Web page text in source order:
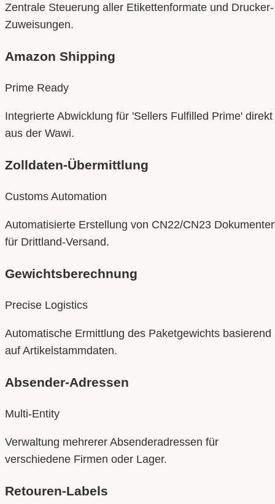
Zentrale Steuerung aller Etikettenformate und Drucker-
Zuweisungen.
Amazon Shipping
Prime Ready
Integrierte Abwicklung für 'Sellers Fulfilled Prime' direkt
aus der Wawi.
Zolldaten-Übermittlung
Customs Automation
Automatisierte Erstellung von CN22/CN23
für Drittland-Versand.
Gewichtsberechnung
Precise Logistics
Automatische Ermittlung des Paketgewichts basierend
auf Artikelstammdaten.
Absender-Adressen
Multi-Entity
Verwaltung mehrerer Absenderadressen für
verschiedene Firmen oder Lager.
Retouren-Labels